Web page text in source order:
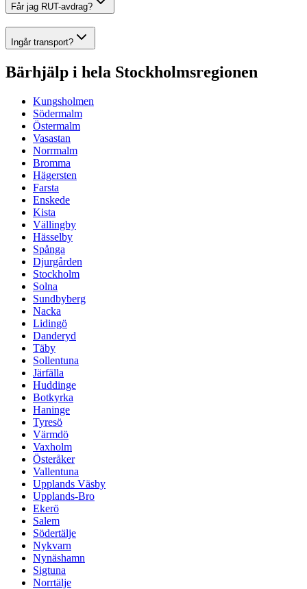
Får jag RUT-avdrag?
Ingår transport?
Bärhjälp i hela Stockholmsregionen
Kungsholmen
Södermalm
Östermalm
Vasastan
Norrmalm
Bromma
Hägersten
Farsta
Enskede
Kista
Vällingby
Hässelby
Spånga
Djurgården
Stockholm
Solna
Sundbyberg
Nacka
Lidingö
Danderyd
Täby
Sollentuna
Järfälla
Huddinge
Botkyrka
Haninge
Tyresö
Värmdö
Vaxholm
Österåker
Vallentuna
Upplands Väsby
Upplands-Bro
Ekerö
Salem
Södertälje
Nykvarn
Nynäshamn
Sigtuna
Norrtälje